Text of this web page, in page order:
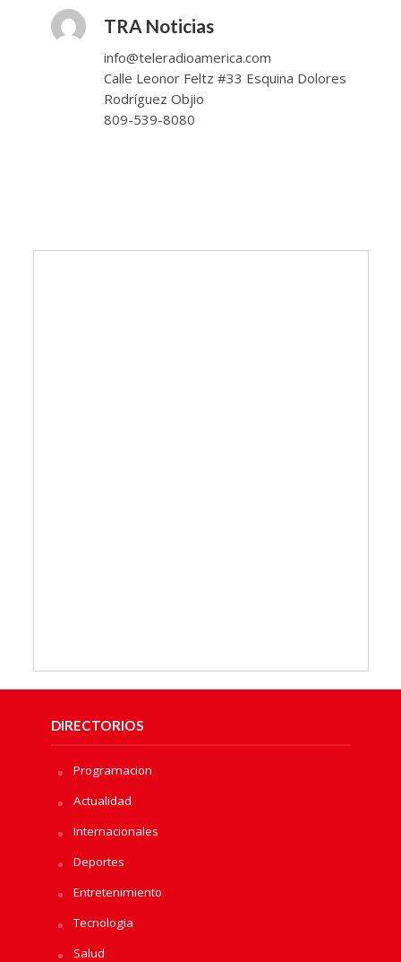
TRA Noticias
info@teleradioamerica.com
Calle Leonor Feltz #33 Esquina Dolores
Rodríguez Objio
809-539-8080
DIRECTORIOS
Programacion
Actualidad
Internacionales
Deportes
Entretenimiento
Tecnologia
Salud